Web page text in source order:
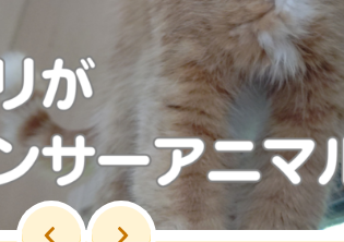
前へ 次へ